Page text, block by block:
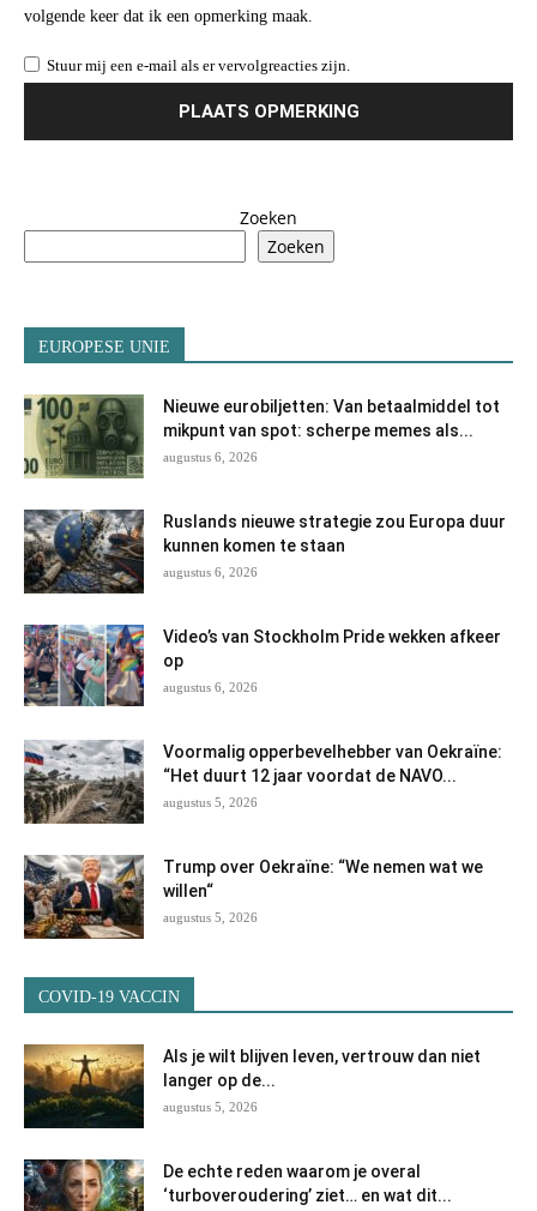
volgende keer dat ik een opmerking maak.
Stuur mij een e-mail als er vervolgreacties zijn.
Zoeken
Zoeken
EUROPESE UNIE
Nieuwe eurobiljetten: Van betaalmiddel tot
mikpunt van spot: scherpe memes als...
augustus 6, 2026
Ruslands nieuwe strategie zou Europa duur
kunnen komen te staan
augustus 6, 2026
Video’s van Stockholm Pride wekken afkeer
op
augustus 6, 2026
Voormalig opperbevelhebber van Oekraïne:
“Het duurt 12 jaar voordat de NAVO...
augustus 5, 2026
Trump over Oekraïne: “We nemen wat we
willen“
augustus 5, 2026
COVID-19 VACCIN
Als je wilt blijven leven, vertrouw dan niet
langer op de...
augustus 5, 2026
De echte reden waarom je overal
‘turboveroudering’ ziet… en wat dit...